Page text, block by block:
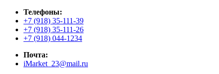
Телефоны:
+7 (918) 35-111-39
+7 (918) 35-111-26
+7 (918) 044-1234
Почта:
iMarket_23@mail.ru